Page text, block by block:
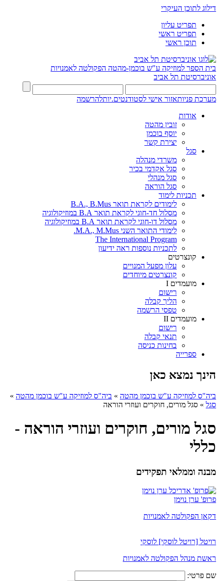
דילוג לתוכן העיקרי
תפריט עליון
תפריט ראשי
תוכן ראשי
בית הספר למוזיקה ע"ש בוכמן-מהטה הפקולטה לאמנויות
אוניברסיטת תל אביב
מערכת פניותאזור אישי לסטודנטים.יותלהרשמה
אודות
זובין מהטה
יוסף בוכמן
יצירת קשר
סגל
משרדי מנהלה
סגל אקדמי בכיר
סגל מנהלי
סגל הוראה
תכניות לימוד
לימודים לקראת תואר B.A., B.Mus
מסלול חד-חוגי לקראת תואר B.A במוזיקולוגיה
מסלול דו-חוגי לקראת תואר B.A במוזיקולוגיה
לימודי התואר השני M.A., M.Mus.
The International Program
לתכניות נוספות ראה ידיעון
קונצרטים
עלון מפעל המנויים
קונצרטים מיוחדים
מועמדים I
רישום
הליך קבלה
טפסי הרשמה
מועמדים II
רישום
תנאי קבלה
בחינות כניסה
ספרייה
הינך נמצא כאן
ביה"ס למוזיקה ע"ש בוכמן מהטה » ביה"ס למוזיקה ע"ש בוכמן מהטה »
סגל » סגל מורים, חוקרים ועוזרי הוראה
סגל מורים, חוקרים ועוזרי הוראה -
כללי
מבנה וממלאי תפקידים
פרופ' ערן נוימן
דקאן הפקולטה לאמנויות
רויטל [רויטל לוסקי] לוסקי
ראשת מנהל הפקולטה לאמנויות
שם פרטי: